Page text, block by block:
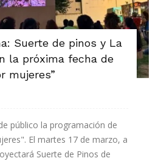
Suerte de pinos y La
la próxima fecha de
mujeres”
público la programación de
El martes 17 de marzo, a
Suerte de Pinos de